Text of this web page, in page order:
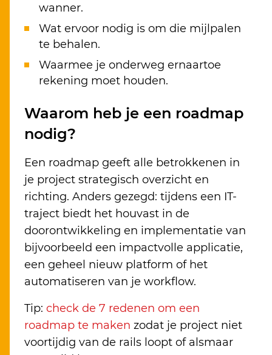
wanner.
Wat ervoor nodig is om die mijlpalen
te behalen.
Waarmee je onderweg ernaartoe
rekening moet houden.
Waarom heb je een roadmap
nodig?
Een roadmap geeft alle betrokkenen in
je project strategisch overzicht en
richting. Anders gezegd: tijdens een IT-
traject biedt het houvast in de
doorontwikkeling en implementatie van
bijvoorbeeld een impactvolle applicatie,
een geheel nieuw platform of het
automatiseren van je workflow.
Tip: check de 7 redenen om een
roadmap te maken zodat je project niet
voortijdig van de rails loopt of alsmaar